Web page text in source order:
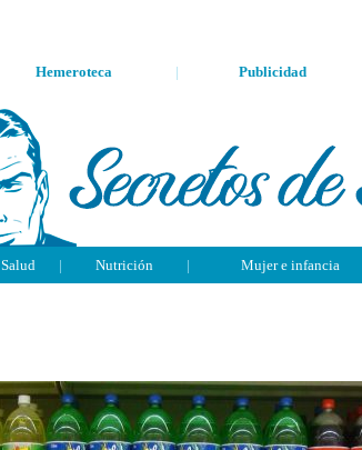
Hemeroteca | Publicidad
Salud | Nutrición | Mujer e infancia